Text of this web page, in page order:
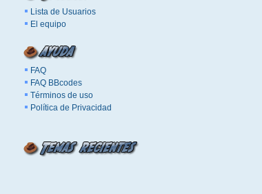
Lista de Usuarios
El equipo
FAQ
FAQ BBcodes
Términos de uso
Política de Privacidad